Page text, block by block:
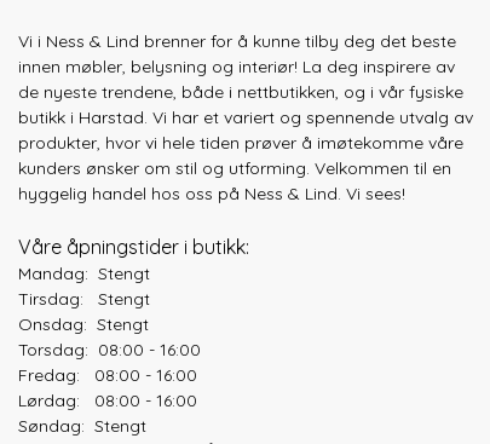
Vi i Ness & Lind brenner for å kunne tilby deg det beste
innen møbler, belysning og interiør! La deg inspirere av
de nyeste trendene, både i nettbutikken, og i vår fysiske
butikk i Harstad. Vi har et variert og spennende utvalg av
produkter, hvor vi hele tiden prøver å imøtekomme våre
kunders ønsker om stil og utforming. Velkommen til en
hyggelig handel hos oss på Ness & Lind. Vi sees!
Våre åpningstider i butikk:
Mandag: Stengt
Tirsdag: Stengt
Onsdag: Stengt
Torsdag: 08:00 - 16:00
Fredag: 08:00 - 16:00
Lørdag: 08:00 - 16:00
Søndag: Stengt